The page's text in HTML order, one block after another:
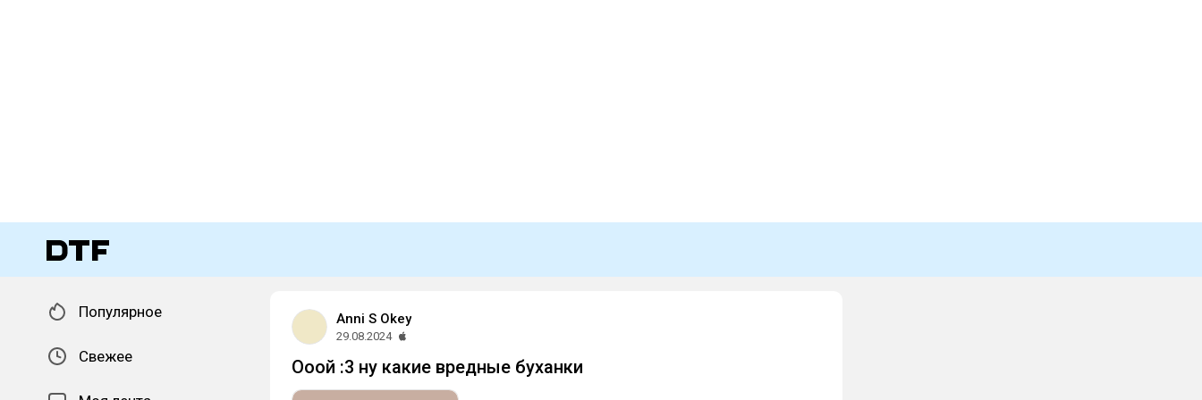
Популярное
Свежее
Anni S Okey
29.08.2024
Ооой :3 ну какие вредные буханки